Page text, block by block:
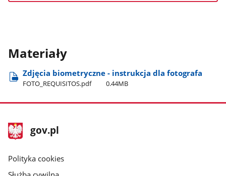
Materiały
Zdjęcia biometryczne - instrukcja dla fotografa
FOTO​_REQUISITOS.pdf 0.44MB
stopka
gov.pl
Strona
gov.pl
gov.pl
Polityka cookies